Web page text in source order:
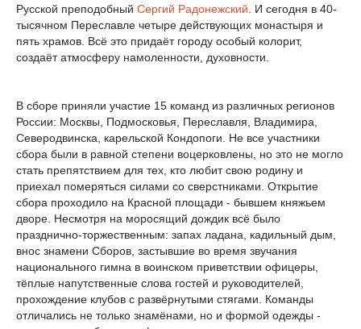
Русской преподобный Сергий Радонежский . И сегодня в 40-
тысячном Переславле четыре действующих монастыря и
пять храмов. Всё это придаёт городу особый колорит,
создаёт атмосферу намоленности, духовности.
В сборе приняли участие 15 команд из различных регионов
России: Москвы, Подмосковья, Переславля, Владимира,
Северодвинска, карельской Кондопоги. Не все участники
сбора были в равной степени воцерковлены, но это не могло
стать препятствием для тех, кто любит свою родину и
приехал померяться силами со сверстниками. Открытие
сбора проходило на Красной площади - бывшем княжьем
дворе. Несмотря на моросящий дождик всё было
празднично-торжественным: запах ладана, кадильный дым,
внос знамени Сборов, застывшие во время звучания
национального гимна в воинском приветствии офицеры,
тёплые напутственные слова гостей и руководителей,
прохождение клубов с развёрнутыми стягами. Команды
отличались не только знамёнами, но и формой одежды -